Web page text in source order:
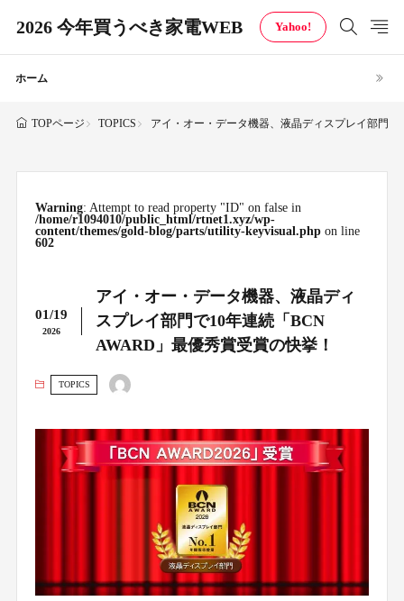
2026 今年買うべき家電WEB Yahoo!
ホーム
TOPページ TOPICS アイ・オー・データ機器、液晶ディスプレイ部門
Warning: Attempt to read property "ID" on false in
/home/r1094010/public_html/rtnet1.xyz/wp-
content/themes/gold-blog/parts/utility-keyvisual.phpon line
602
01/19
2026
アイ・オー・データ機器、液晶ディ
スプレイ部門で10年連続「BCN
AWARD」最優秀賞受賞の快挙！
TOPICS